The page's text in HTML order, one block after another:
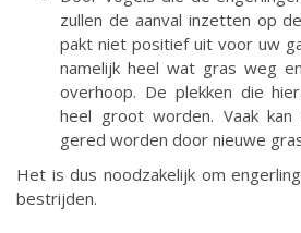
zullen de aanval inzetten op
pakt niet positief uit voor uw
namelijk heel wat gras weg
overhoop. De plekken die
heel groot worden. Vaak
gered worden door nieuwe
Het is dus noodzakelijk om
bestrijden.